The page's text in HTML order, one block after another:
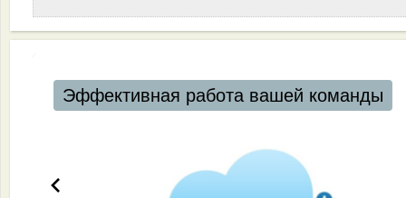
Эффективная работа вашей команды